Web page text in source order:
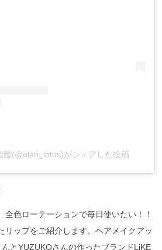
鑑(@elan_lotus)がシェアした投稿
全色ローテーションで毎日使いたい！！
ップをご紹介します。ヘアメイクアッ
とYUZUKOさんの作ったブランドLiKE